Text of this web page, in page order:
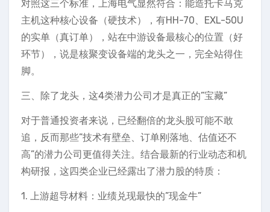
对照这三个标准，上海电气显然符合：能造托卡马克
主机这种核心设备（硬技术），有HH-70、EXL-50U
的实单（真订单），站在中游设备最核心的位置（好
环节），说是核聚变设备端的龙头之一，完全站得住
脚。
三、除了龙头，这4类潜力公司才是真正的”宝藏”
对于普通投资者来说，已经翻倍的龙头股可能不敢
追，反而那些”技术有壁垒、订单刚落地、估值还不
高”的潜力公司更值得关注。结合最新的行业动态和机
构研报，这四类企业已经露出了潜力股的特质：
1. 上游超导材料：业绩兑现最快的”现金牛”